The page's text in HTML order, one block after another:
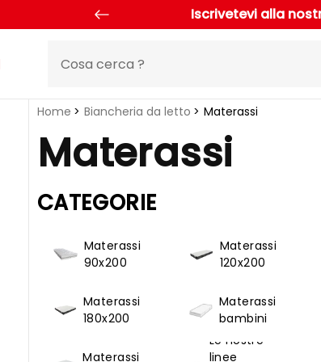
Iscrivetevi alla
Home Biancheria da letto Materassi
Materassi
CATEGORIE
Materassi
90x200
Materassi
120x200
Materassi
180x200
Materassi
bambini
Materassi
Le nostre
linee